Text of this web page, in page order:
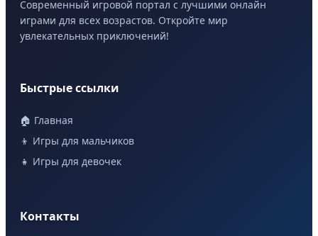
Современный игровой портал с лучшими онлайн
играми для всех возрастов. Откройте мир
увлекательных приключений!
Быстрые ссылки
🏠 Главная
👦 Игры для мальчиков
👧 Игры для девочек
Контакты